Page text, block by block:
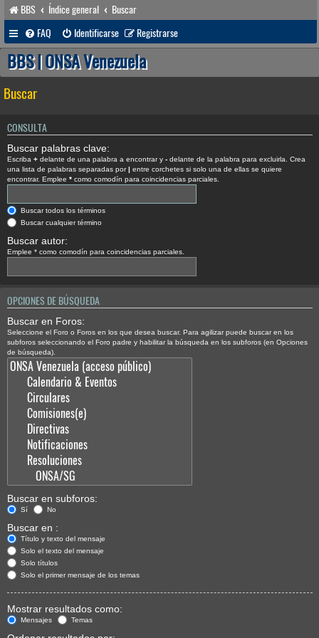
BBS Índice general
Buscar
FAQ
Identificarse Registrarse
BBS | ONSA Venezuela
Buscar
CONSULTA
Buscar palabras clave:
Escriba + delante de una palabra a encontrar y - delante de la palabra para excluirla. Crea
una lista de palabras separadas por| entre corchetes si solo una de ellas se quiere
encontrar. Emplee * como comodín para coincidencias parciales.
Buscar todos los términos
Buscar cualquier término
Buscar autor:
Emplee * como comodín para coincidencias parciales.
OPCIONES DE BÚSQUEDA
Buscar en Foros:
Seleccione el Foro o Foros en los que desea buscar. Para agilizar puede buscar en los
subforos seleccionando el Foro padre y habilitar la búsqueda en los subforos (en Opciones
de búsqueda).
Buscar en subforos:
Sí No
Buscar en :
Título y texto del mensaje
Solo el texto del mensaje
Solo títulos
Solo el primer mensaje de los temas
Mostrar resultados como:
Mensajes Temas